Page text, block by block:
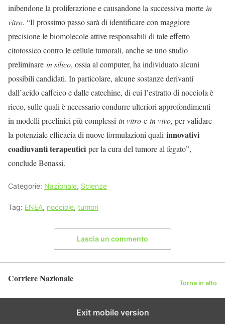
inibendone la proliferazione e causandone la successiva morte in
vitro. “Il prossimo passo sarà di identificare con maggiore
precisione le biomolecole attive responsabili di tale effetto
citotossico contro le cellule tumorali, anche se uno studio
preliminare in silico, ossia al computer, ha individuato alcuni
possibili candidati. In particolare, alcune sostanze derivanti
dall’acido caffeico e dalle catechine, di cui l’estratto di nocciola è
ricco, sulle quali è necessario condurre ulteriori approfondimenti
in modelli preclinici più complessi in vitro e in vivo, per validare
la potenziale efficacia di nuove formulazioni quali innovativi
coadiuvanti terapeutici per la cura del tumore al fegato”,
conclude Benassi.
Categorie: Nazionale, Scienze
Tag: ENEA, nocciole, tumori
Lascia un commento
Corriere Nazionale Torna in alto
Exit mobile version